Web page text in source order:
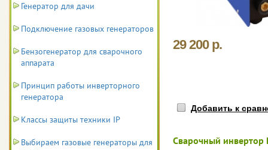
29 200 р.
Добавить к
Сварочный инвертор
Генератор для дачи
Подключение газовых генераторов
Бензогенератор для сварочного
аппарата
Принцип работы инверторного
генератора
Классы защиты техники IP
Выбираем газовые генераторы для